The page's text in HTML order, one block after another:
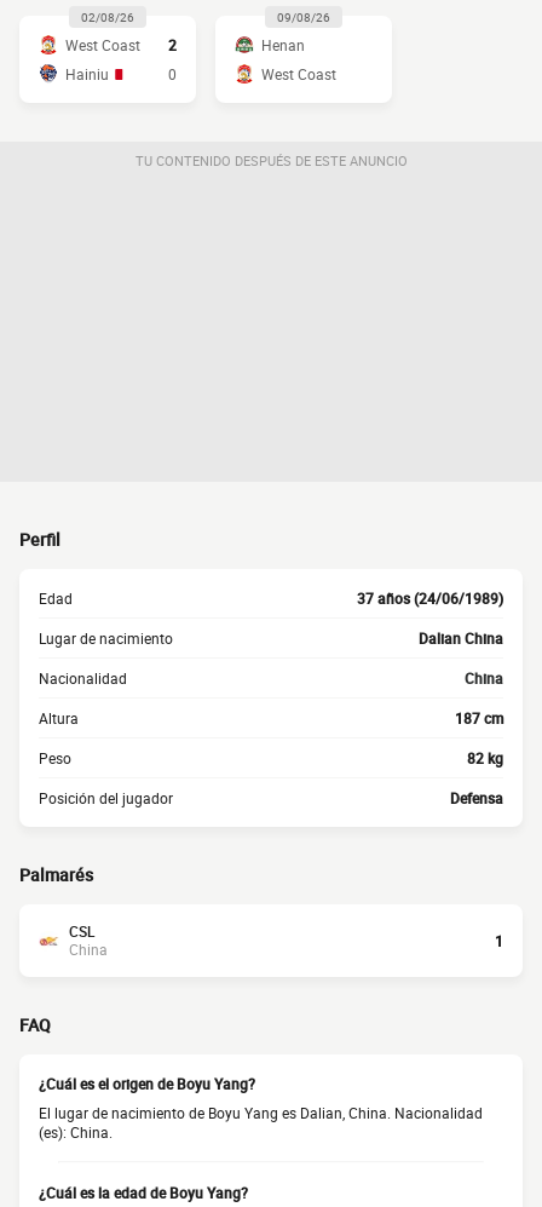
02/08/26
West Coast
2
Hainiu
0
09/08/26
Henan
West Coast
TU CONTENIDO DESPUÉS DE ESTE ANUNCIO
Perfil
Edad 37 años (24/06/1989)
Lugar de nacimiento Dalian China
Nacionalidad China
Altura 187 cm
Peso 82 kg
Posición del jugador Defensa
Palmarés
CSL
China
1
FAQ
¿Cuál es el origen de Boyu Yang?
El lugar de nacimiento de Boyu Yang es Dalian, China. Nacionalidad
(es): China.
¿Cuál es la edad de Boyu Yang?